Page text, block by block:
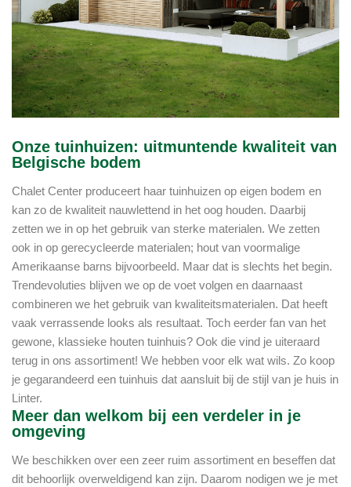
Onze tuinhuizen: uitmuntende kwaliteit van
Belgische bodem
Chalet Center produceert haar tuinhuizen op eigen bodem en
kan zo de kwaliteit nauwlettend in het oog houden. Daarbij
zetten we in op het gebruik van sterke materialen. We zetten
ook in op gerecycleerde materialen; hout van voormalige
Amerikaanse barns bijvoorbeeld. Maar dat is slechts het begin.
Trendevoluties blijven we op de voet volgen en daarnaast
combineren we het gebruik van kwaliteitsmaterialen. Dat heeft
vaak verrassende looks als resultaat. Toch eerder fan van het
gewone, klassieke houten tuinhuis? Ook die vind je uiteraard
terug in ons assortiment! We hebben voor elk wat wils. Zo koop
je gegarandeerd een tuinhuis dat aansluit bij de stijl van je huis in
Linter.
Meer dan welkom bij een verdeler in je
omgeving
We beschikken over een zeer ruim assortiment en beseffen dat
dit behoorlijk overweldigend kan zijn. Daarom nodigen we je met